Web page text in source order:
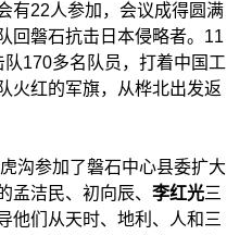
有22人参加，会议成得圆满
回磐石抗击日本侵略者。11
170多名队员，打着中国工
火红的军旗，从桦北出发返
沟参加了磐石中心县委扩大
孟洁民、初向辰、 李红光三
他们从天时、地利、人和三